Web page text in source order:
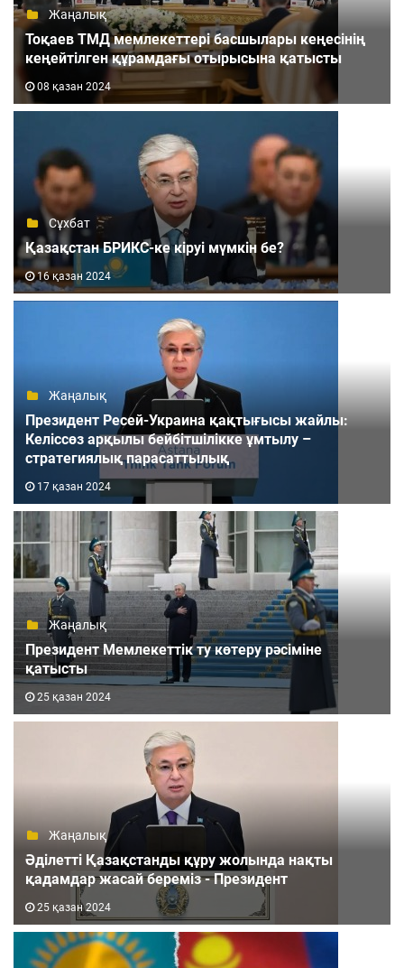
Жаңалық
Тоқаев ТМД мемлекеттері басшылары кеңесінің
кеңейтілген құрамдағы отырысына қатысты
08 қазан 2024
Сұхбат
Қазақстан БРИКС-ке кіруі мүмкін бе?
16 қазан 2024
Жаңалық
Президент Ресей-Украина қақтығысы жайлы:
Келіссөз арқылы бейбітшілікке ұмтылу –
стратегиялық парасаттылық
17 қазан 2024
Жаңалық
Президент Мемлекеттік ту көтеру рәсіміне
қатысты
25 қазан 2024
Жаңалық
Әділетті Қазақстанды құру жолында нақты
қадамдар жасай береміз - Президент
25 қазан 2024